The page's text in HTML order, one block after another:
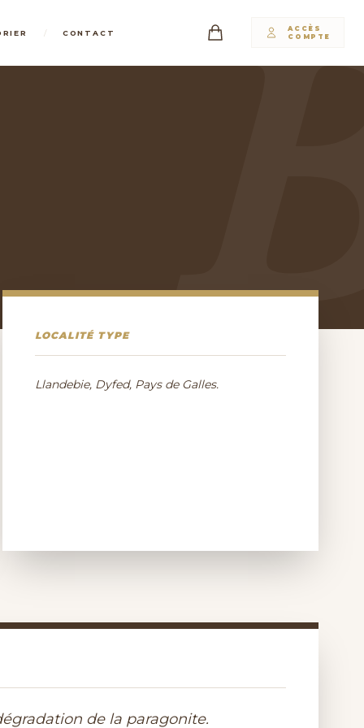
/ CONTACT
ACCÈS
COMPTE
LOCALITÉ TYPE
Llandebie, Dyfed, Pays de Galles.
de la paragonite.